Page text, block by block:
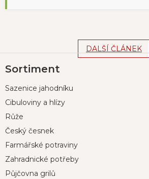
DALŠÍ ČLÁNEK
á
a
Sortiment
Sazenice jahodníku
Cibuloviny a hlízy
Růže
Český česnek
Farmářské potraviny
Zahradnické potřeby
Půjčovna grilů